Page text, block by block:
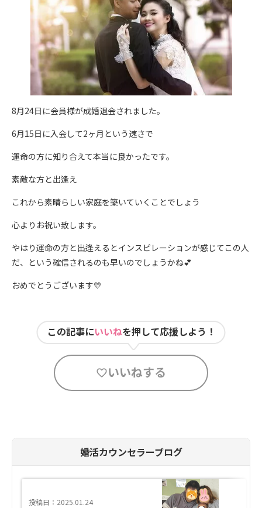
8月24日に会員様が成婚退会されました。
6月15日に入会して2ヶ月という速さで
運命の方に知り合えて本当に良かったです。
素敵な方と出逢え
これから素晴らしい家庭を築いていくことでしょう
心よりお祝い致します。
やはり運命の方と出逢えるとインスピレーションが感じてこの人
だ、という確信されるのも早いのでしょうかね💕
おめでとうございます💛
この記事にいいねを押して応援しよう！
いいねする
婚活カウンセラーブログ
投稿日：2025.01.24